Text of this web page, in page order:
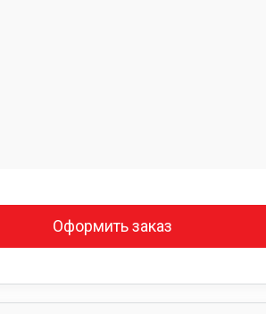
Оформить заказ